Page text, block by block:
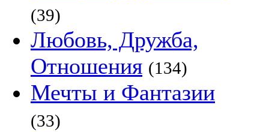
(39)
Любовь, Дружба,
Отношения (134)
Мечты и Фантазии
(33)